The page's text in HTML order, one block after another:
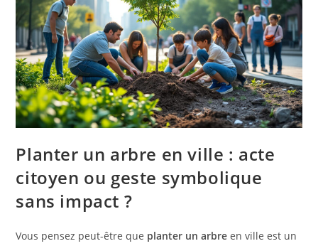
Planter un arbre en ville : acte
citoyen ou geste symbolique
sans impact ?
Vous pensez peut-être que planter un arbre en ville est un